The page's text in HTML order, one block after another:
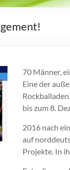
70 Männer,
Eine der
bis zum 8.
2016 nach
auf
Projekte. In